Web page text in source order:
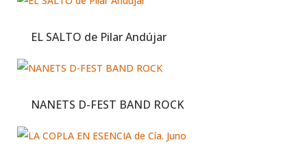
EL SALTO de Pilar Andújar
NANETS D-FEST BAND ROCK